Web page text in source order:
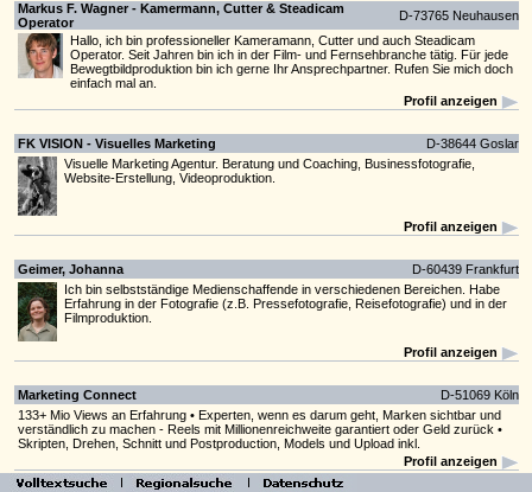
Markus F. Wagner - Kamermann, Cutter & Steadicam
Operator
D-73765 Neuhausen
Hallo, ich bin professioneller Kameramann, Cutter und auch Steadicam
Operator. Seit Jahren bin ich in der Film- und Fernsehbranche tätig. Für jede
Bewegtbildproduktion bin ich gerne Ihr Ansprechpartner. Rufen Sie mich doch
einfach mal an.
Profil anzeigen
FK VISION - Visuelles Marketing
D-38644 Goslar
Visuelle Marketing Agentur. Beratung und Coaching, Businessfotografie,
Website-Erstellung, Videoproduktion.
Profil anzeigen
Geimer, Johanna
D-60439 Frankfurt
Ich bin selbstständige Medienschaffende in verschiedenen Bereichen. Habe
Erfahrung in der Fotografie (z.B. Pressefotografie, Reisefotografie) und in der
Filmproduktion.
Profil anzeigen
Marketing Connect
D-51069 Köln
133+ Mio Views an Erfahrung • Experten, wenn es darum geht, Marken sichtbar und
verständlich zu machen - Reels mit Millionenreichweite garantiert oder Geld zurück •
Skripten, Drehen, Schnitt und Postproduction, Models und Upload inkl.
Profil anzeigen